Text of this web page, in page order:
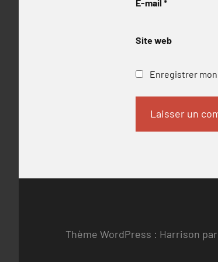
E-mail *
Site web
Enregistrer
Thème WordPress : Harrison